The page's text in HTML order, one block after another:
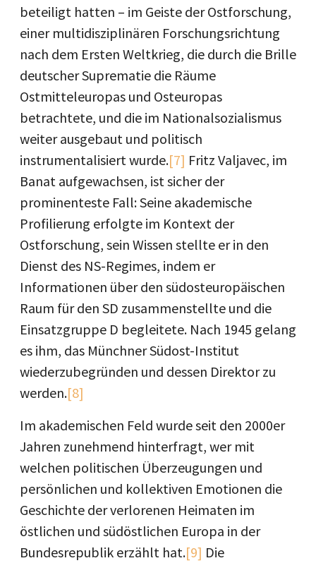
beteiligt hatten – im Geiste der Ostforschung,
einer multidisziplinären Forschungsrichtung
nach dem Ersten Weltkrieg, die durch die Brille
deutscher Suprematie die Räume
Ostmitteleuropas und Osteuropas
betrachtete, und die im Nationalsozialismus
weiter ausgebaut und politisch
instrumentalisiert wurde.[7] Fritz Valjavec, im
Banat aufgewachsen, ist sicher der
prominenteste Fall: Seine akademische
Profilierung erfolgte im Kontext der
Ostforschung, sein Wissen stellte er in den
Dienst des NS-Regimes, indem er
Informationen über den südosteuropäischen
Raum für den SD zusammenstellte und die
Einsatzgruppe D begleitete. Nach 1945 gelang
es ihm, das Münchner Südost-Institut
wiederzubegründen und dessen Direktor zu
werden.[8]
Im akademischen Feld wurde seit den 2000er
Jahren zunehmend hinterfragt, wer mit
welchen politischen Überzeugungen und
persönlichen und kollektiven Emotionen die
Geschichte der verlorenen Heimaten im
östlichen und südöstlichen Europa in der
Bundesrepublik erzählt hat.[9] Die